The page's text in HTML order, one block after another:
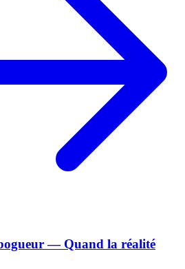
— Quand la réalité